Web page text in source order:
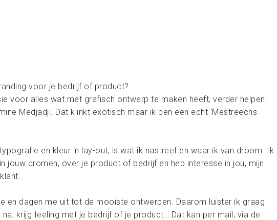
voor je bedrijf of product?
voor alles wat met grafisch ontwerp te maken heeft, verder helpen!
Medjadji. Dat klinkt exotisch maar ik ben een echt ‘Mestreechs
en kleur in lay-out, is wat ik nastreef en waar ik van droom. Ik
jouw dromen, over je product of bedrijf en heb interesse in jou, mijn
en dagen me uit tot de mooiste ontwerpen. Daarom luister ik graag
na, krijg feeling met je bedrijf of je product… Dat kan per mail, via de